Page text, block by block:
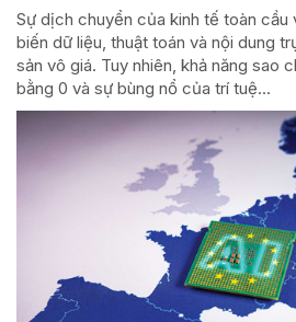
Sự dịch chuyển của kinh tế toàn cầu
biến dữ liệu, thuật toán và nội dung
sản vô giá. Tuy nhiên, khả năng sao
bằng 0 và sự bùng nổ của trí tuệ...